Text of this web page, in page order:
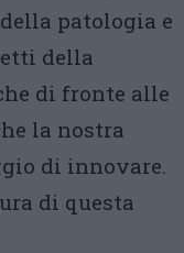
patologia e
della
di fronte alle
la nostra
di innovare.
di questa